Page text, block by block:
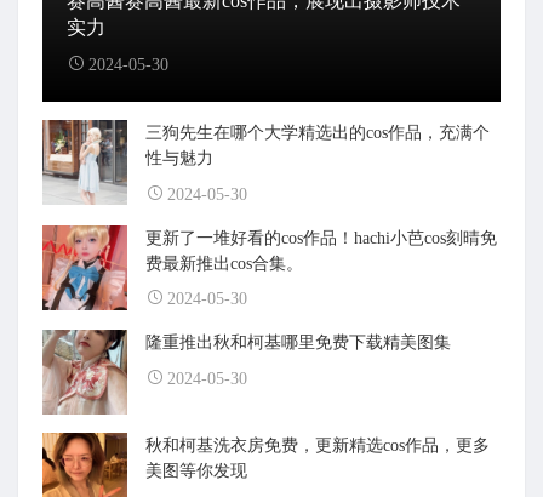
实力
2024-05-30
三狗先生在哪个大学精选出的cos作品，充满个
性与魅力
2024-05-30
更新了一堆好看的cos作品！hachi小芭cos刻晴免
费最新推出cos合集。
2024-05-30
隆重推出秋和柯基哪里免费下载精美图集
2024-05-30
秋和柯基洗衣房免费，更新精选cos作品，更多
美图等你发现